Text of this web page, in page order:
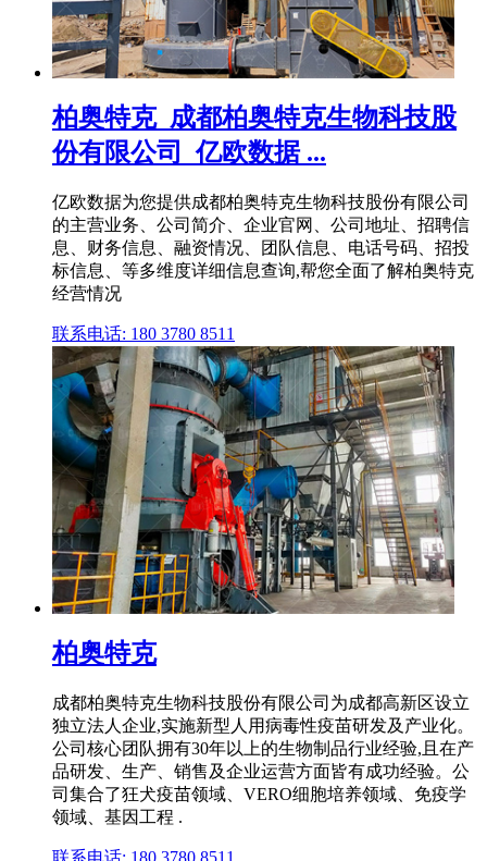
柏奥特克_成都柏奥特克生物科技股
份有限公司_亿欧数据 ...
亿欧数据为您提供成都柏奥特克生物科技股份有限公司
的主营业务、公司简介、企业官网、公司地址、招聘信
息、财务信息、融资情况、团队信息、电话号码、招投
标信息、等多维度详细信息查询,帮您全面了解柏奥特克
经营情况
联系电话: 180 3780 8511
柏奥特克
成都柏奥特克生物科技股份有限公司为成都高新区设立
独立法人企业,实施新型人用病毒性疫苗研发及产业化。
公司核心团队拥有30年以上的生物制品行业经验,且在产
品研发、生产、销售及企业运营方面皆有成功经验。公
司集合了狂犬疫苗领域、VERO细胞培养领域、免疫学
领域、基因工程 .
联系电话: 180 3780 8511